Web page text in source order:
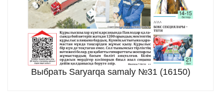
Выбрать Saryarqa samaly №31 (16150)